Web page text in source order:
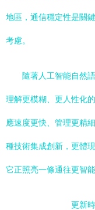
地區，通信穩定性是關
考慮。
隨著人工智能自然
理解更模糊、更人性化
應速度更快、管理更精
種技術集成創新，更體
它正照亮一條通往更智
更新